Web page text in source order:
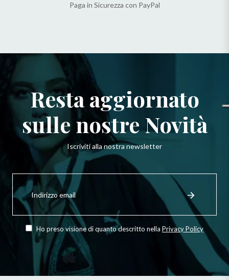
Paga in Sicurezza con PayPal
Resta aggiornato
sulle nostre Novità
Iscriviti alla nostra newsletter
ultime
novità,
Registrati
Ho preso visione di quanto descritto nella Privacy Policy